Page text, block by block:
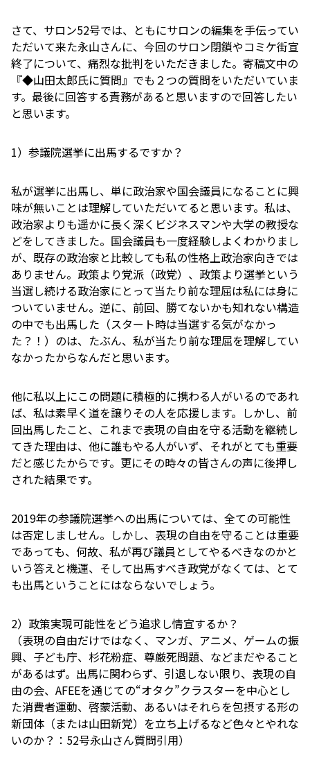
さて、サロン52号では、ともにサロンの編集を手伝ってい
ただいて来た永山さんに、今回のサロン閉鎖やコミケ街宣
終了について、痛烈な批判をいただきました。寄稿文中の
『◆山田太郎氏に質問』でも２つの質問をいただいていま
す。最後に回答する責務があると思いますので回答したい
と思います。
1）参議院選挙に出馬するですか？
私が選挙に出馬し、単に政治家や国会議員になることに興
味が無いことは理解していただいてると思います。私は、
政治家よりも遥かに長く深くビジネスマンや大学の教授な
どをしてきました。国会議員も一度経験しよくわかりまし
が、既存の政治家と比較しても私の性格上政治家向きでは
ありません。政策より党派（政党）、政策より選挙という
当選し続ける政治家にとって当たり前な理屈は私には身に
ついていません。逆に、前回、勝てないかも知れない構造
の中でも出馬した（スタート時は当選する気がなかっ
た？！）のは、たぶん、私が当たり前な理屈を理解してい
なかったからなんだと思います。
他に私以上にこの問題に積極的に携わる人がいるのであれ
ば、私は素早く道を譲りその人を応援します。しかし、前
回出馬したこと、これまで表現の自由を守る活動を継続し
てきた理由は、他に誰もやる人がいず、それがとても重要
だと感じたからです。更にその時々の皆さんの声に後押し
された結果です。
2019年の参議院選挙への出馬については、全ての可能性
は否定しましせん。しかし、表現の自由を守ることは重要
であっても、何故、私が再び議員としてやるべきなのかと
いう答えと機運、そして出馬すべき政党がなくては、とて
も出馬ということにはならないでしょう。
2）政策実現可能性をどう追求し情宣するか？
（表現の自由だけではなく、マンガ、アニメ、ゲームの振
興、子ども庁、杉花粉症、尊厳死問題、などまだやること
があるはず。出馬に関わらず、引退しない限り、表現の自
由の会、AFEEを通じての“オタク”クラスターを中心とし
た消費者運動、啓蒙活動、あるいはそれらを包摂する形の
新団体（または山田新党）を立ち上げるなど色々とやれな
いのか？：52号永山さん質問引用）